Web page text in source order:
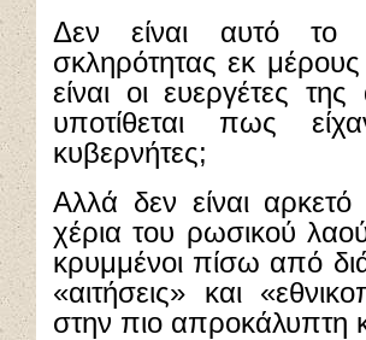
Δεν είναι αυτό το
σκληρότητας εκ
είναι οι ευεργέτες
υποτίθεται πως
κυβερνήτες;
Αλλά δεν είναι
χέρια του ρωσικού
κρυμμένοι πίσω από
«αιτήσεις» και
στην πιο απροκάλυπτη